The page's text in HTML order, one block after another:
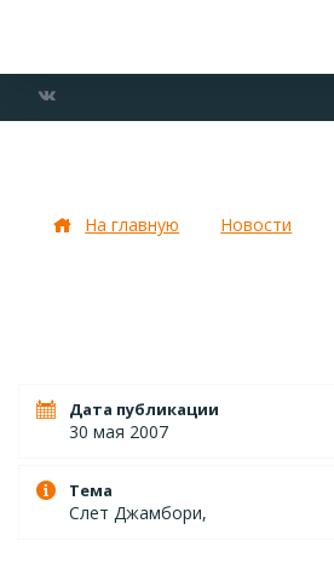
О СКАУТАХ
ОТРЯДЫ
ДОКУМЕНТЫ
На главную Новости
Дата публикации
30 мая 2007
Тема
Слет Джамбори,